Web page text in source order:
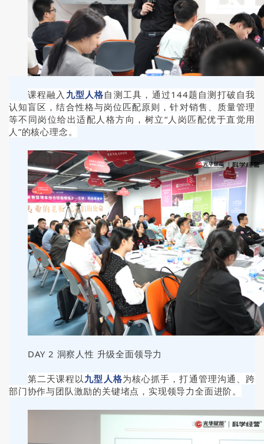
课程融入 九型人格自测工具，通过144题自测打破自我
认知盲区，结合性格与岗位匹配原则，针对销售、质量管理
等不同岗位给出适配人格方向，树立“人岗匹配优于直觉用
人”的核心理念。
DAY 2 洞察人性 升级全面领导力
第二天课程以 九型人格为核心抓手，打通管理沟通、跨
部门协作与团队激励的关键堵点，实现领导力全面进阶。